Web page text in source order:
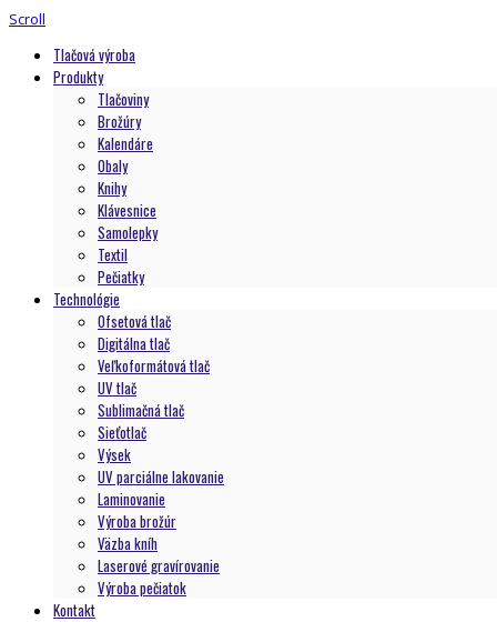
Scroll
Tlačová výroba
Produkty
Tlačoviny
Brožúry
Kalendáre
Obaly
Knihy
Klávesnice
Samolepky
Textil
Pečiatky
Technológie
Ofsetová tlač
Digitálna tlač
Veľkoformátová tlač
UV tlač
Sublimačná tlač
Sieťotlač
Výsek
UV parciálne lakovanie
Laminovanie
Výroba brožúr
Väzba kníh
Laserové gravírovanie
Výroba pečiatok
Kontakt